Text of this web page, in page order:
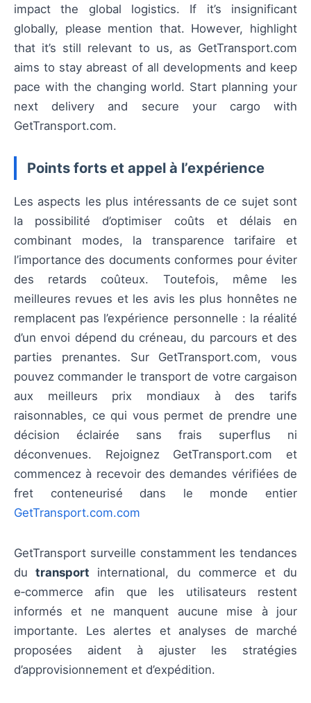
impact the global logistics. If it’s insignificant
globally, please mention that. However, highlight
that it’s still relevant to us, as GetTransport.com
aims to stay abreast of all developments and keep
pace with the changing world. Start planning your
next delivery and secure your cargo with
GetTransport.com.
Points forts et appel à l’expérience
Les aspects les plus intéressants de ce sujet sont
la possibilité d’optimiser coûts et délais en
combinant modes, la transparence tarifaire et
l’importance des documents conformes pour éviter
des retards coûteux. Toutefois, même les
meilleures revues et les avis les plus honnêtes ne
remplacent pas l’expérience personnelle : la réalité
d’un envoi dépend du créneau, du parcours et des
parties prenantes. Sur GetTransport.com, vous
pouvez commander le transport de votre cargaison
aux meilleurs prix mondiaux à des tarifs
raisonnables, ce qui vous permet de prendre une
décision éclairée sans frais superflus ni
déconvenues. Rejoignez GetTransport.com et
commencez à recevoir des demandes vérifiées de
fret conteneurisé dans le monde entier
GetTransport.com.com
GetTransport surveille constamment les tendances
dutransport international, du commerce et du
e‑commerce afin que les utilisateurs restent
informés et ne manquent aucune mise à jour
importante. Les alertes et analyses de marché
proposées aident à ajuster les stratégies
d’approvisionnement et d’expédition.